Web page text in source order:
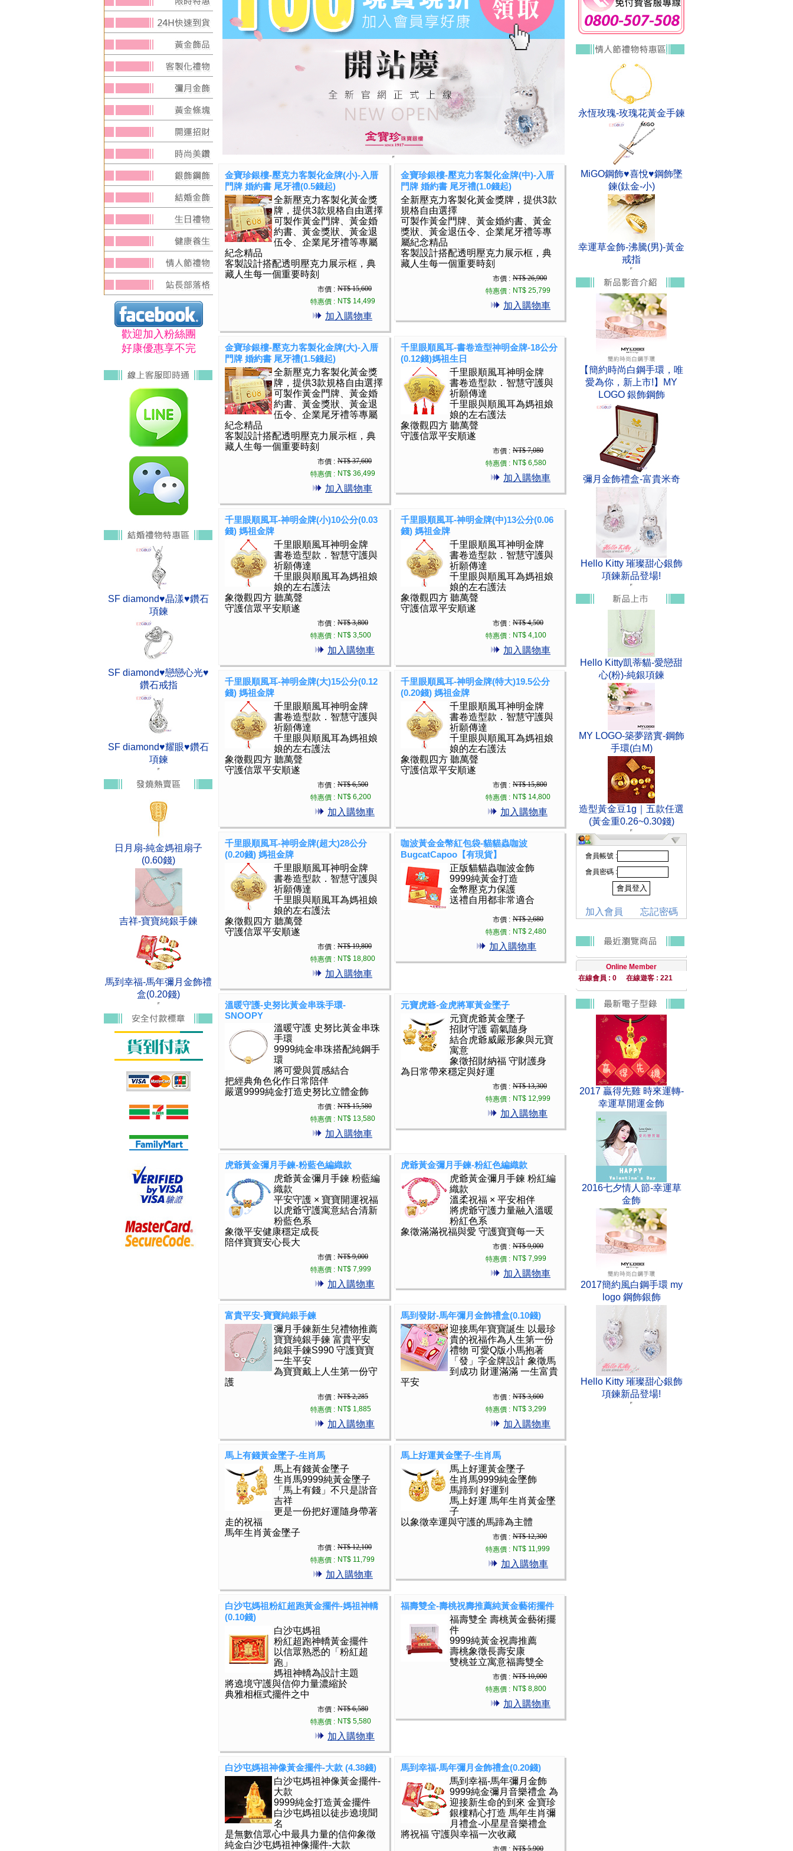
歡迎加入粉絲團
好康優惠享不完
SF diamond♥晶漾♥鑽石
項鍊
SF diamond♥戀戀心光♥
鑽石戒指
SF diamond♥耀眼♥鑽石
項鍊
日月扇-純金媽祖扇子
(0.60錢)
吉祥-寶寶純銀手鍊
馬到幸福-馬年彌月金飾禮
盒(0.20錢)
金寶珍銀樓-壓克力客製化金牌(小)-入厝
門牌 婚約書 尾牙禮(0.5錢起)
全新壓克力客製化黃金獎
牌，提供3款規格自由選擇
可製作黃金門牌、黃金婚
約書、黃金獎狀、黃金退
伍令、企業尾牙禮等專屬
紀念精品
客製設計搭配透明壓克力展示框，典
藏人生每一個重要時刻
市價 : NT$ 15,600
特惠價 : NT$ 14,499
加入購物車
金寶珍銀樓-壓克力客製化金牌(中)-入厝
門牌 婚約書 尾牙禮(1.0錢起)
全新壓克力客製化黃金獎牌，提供3款
規格自由選擇
可製作黃金門牌、黃金婚約書、黃金
獎狀、黃金退伍令、企業尾牙禮等專
屬紀念精品
客製設計搭配透明壓克力展示框，典
藏人生每一個重要時刻
市價 : NT$ 26,900
特惠價 : NT$ 25,799
加入購物車
金寶珍銀樓-壓克力客製化金牌(大)-入厝
門牌 婚約書 尾牙禮(1.5錢起)
全新壓克力客製化黃金獎
牌，提供3款規格自由選擇
可製作黃金門牌、黃金婚
約書、黃金獎狀、黃金退
伍令、企業尾牙禮等專屬
紀念精品
客製設計搭配透明壓克力展示框，典
藏人生每一個重要時刻
市價 : NT$ 37,600
特惠價 : NT$ 36,499
加入購物車
千里眼順風耳-書卷造型神明金牌-18公分
(0.12錢)媽祖生日
千里眼順風耳神明金牌
書卷造型款．智慧守護與
祈願傳達
千里眼與順風耳為媽祖娘
娘的左右護法
象徵觀四方 聽萬聲
守護信眾平安順遂
市價 : NT$ 7,080
特惠價 : NT$ 6,580
加入購物車
千里眼順風耳-神明金牌(小)10公分(0.03
錢) 媽祖金牌
千里眼順風耳神明金牌
書卷造型款．智慧守護與
祈願傳達
千里眼與順風耳為媽祖娘
娘的左右護法
象徵觀四方 聽萬聲
守護信眾平安順遂
市價 : NT$ 3,800
特惠價 : NT$ 3,500
加入購物車
千里眼順風耳-神明金牌(中)13公分(0.06
錢) 媽祖金牌
千里眼順風耳神明金牌
書卷造型款．智慧守護與
祈願傳達
千里眼與順風耳為媽祖娘
娘的左右護法
象徵觀四方 聽萬聲
守護信眾平安順遂
市價 : NT$ 4,500
特惠價 : NT$ 4,100
加入購物車
千里眼順風耳-神明金牌(大)15公分(0.12
錢) 媽祖金牌
千里眼順風耳神明金牌
書卷造型款．智慧守護與
祈願傳達
千里眼與順風耳為媽祖娘
娘的左右護法
象徵觀四方 聽萬聲
守護信眾平安順遂
市價 : NT$ 6,500
特惠價 : NT$ 6,200
加入購物車
千里眼順風耳-神明金牌(特大)19.5公分
(0.20錢) 媽祖金牌
千里眼順風耳神明金牌
書卷造型款．智慧守護與
祈願傳達
千里眼與順風耳為媽祖娘
娘的左右護法
象徵觀四方 聽萬聲
守護信眾平安順遂
市價 : NT$ 15,800
特惠價 : NT$ 14,800
加入購物車
千里眼順風耳-神明金牌(超大)28公分
(0.20錢) 媽祖金牌
千里眼順風耳神明金牌
書卷造型款．智慧守護與
祈願傳達
千里眼與順風耳為媽祖娘
娘的左右護法
象徵觀四方 聽萬聲
守護信眾平安順遂
市價 : NT$ 19,800
特惠價 : NT$ 18,800
加入購物車
咖波黃金金幣紅包袋-貓貓蟲咖波
BugcatCapoo【有現貨】
正版貓貓蟲咖波金飾
9999純黃金打造
金幣壓克力保護
送禮自用都非常適合
市價 : NT$ 2,680
特惠價 : NT$ 2,480
加入購物車
溫暖守護-史努比黃金串珠手環-
SNOOPY
溫暖守護 史努比黃金串珠
手環
9999純金串珠搭配純鋼手
環
將可愛與質感結合
把經典角色化作日常陪伴
嚴選9999純金打造史努比立體金飾
市價 : NT$ 15,580
特惠價 : NT$ 13,580
加入購物車
元寶虎爺-金虎將軍黃金墜子
元寶虎爺黃金墜子
招財守護 霸氣隨身
結合虎爺威嚴形象與元寶
寓意
象徵招財納福 守財護身
為日常帶來穩定與好運
市價 : NT$ 13,300
特惠價 : NT$ 12,999
加入購物車
虎爺黃金彌月手鍊-粉藍色編織款
虎爺黃金彌月手鍊 粉藍編
織款
平安守護 × 寶寶開運祝福
以虎爺守護寓意結合清新
粉藍色系
象徵平安健康穩定成長
陪伴寶寶安心長大
市價 : NT$ 9,000
特惠價 : NT$ 7,999
加入購物車
虎爺黃金彌月手鍊-粉紅色編織款
虎爺黃金彌月手鍊 粉紅編
織款
溫柔祝福 × 平安相伴
將虎爺守護力量融入溫暖
粉紅色系
象徵滿滿祝福與愛 守護寶寶每一天
市價 : NT$ 9,000
特惠價 : NT$ 7,999
加入購物車
富貴平安-寶寶純銀手鍊
彌月手鍊新生兒禮物推薦
寶寶純銀手鍊 富貴平安
純銀手鍊S990 守護寶寶
一生平安
為寶寶戴上人生第一份守
護
市價 : NT$ 2,285
特惠價 : NT$ 1,885
加入購物車
馬到發財-馬年彌月金飾禮盒(0.10錢)
迎接馬年寶寶誕生 以最珍
貴的祝福作為人生第一份
禮物 可愛Q版小馬抱著
「發」字金牌設計 象徵馬
到成功 財運滿滿 一生富貴
平安
市價 : NT$ 3,600
特惠價 : NT$ 3,299
加入購物車
馬上有錢黃金墜子-生肖馬
馬上有錢黃金墜子
生肖馬9999純黃金墜子
「馬上有錢」不只是諧音
吉祥
更是一份把好運隨身帶著
走的祝福
馬年生肖黃金墜子
市價 : NT$ 12,100
特惠價 : NT$ 11,799
加入購物車
馬上好運黃金墜子-生肖馬
馬上好運黃金墜子
生肖馬9999純金墜飾
馬蹄到 好運到
馬上好運 馬年生肖黃金墜
子
以象徵幸運與守護的馬蹄為主體
市價 : NT$ 12,300
特惠價 : NT$ 11,999
加入購物車
白沙屯媽祖粉紅超跑黃金擺件-媽祖神轎
(0.10錢)
白沙屯媽祖
粉紅超跑神轎黃金擺件
以信眾熟悉的「粉紅超
跑」
媽祖神轎為設計主題
將遶境守護與信仰力量濃縮於
典雅相框式擺件之中
市價 : NT$ 6,580
特惠價 : NT$ 5,580
加入購物車
福壽雙全-壽桃祝壽推薦純黃金藝術擺件
福壽雙全 壽桃黃金藝術擺
件
9999純黃金祝壽推薦
壽桃象徵長壽安康
雙桃並立寓意福壽雙全
市價 : NT$ 10,000
特惠價 : NT$ 8,800
加入購物車
白沙屯媽祖神像黃金擺件-大款 (4.38錢)
白沙屯媽祖神像黃金擺件-
大款
9999純金打造黃金擺件
白沙屯媽祖以徒步遶境聞
名
是無數信眾心中最具力量的信仰象徵
純金白沙屯媽祖神像擺件-大款
馬到幸福-馬年彌月金飾禮盒(0.20錢)
馬到幸福-馬年彌月金飾
9999純金彌月音樂禮盒 為
迎接新生命的到來 金寶珍
銀樓精心打造 馬年生肖彌
月禮盒-小星星音樂禮盒
將祝福 守護與幸福一次收藏
市價 : NT$ 5,900
永恆玫瑰-玫瑰花黃金手鍊
MiGO鋼飾♥喜悅♥鋼飾墜
鍊(鈦金-小)
幸運草金飾-沸騰(男)-黃金
戒指
【簡約時尚白鋼手環，唯
愛為你，新上市!】MY
LOGO 銀飾鋼飾
彌月金飾禮盒-富貴米奇
Hello Kitty 璀璨甜心銀飾
項鍊新品登場!
Hello Kitty凱蒂貓-愛戀甜
心(粉)-純銀項鍊
MY LOGO-築夢踏實-鋼飾
手環(白M)
造型黃金豆1g｜五款任選
(黃金重0.26~0.30錢)
會員帳號 :
會員密碼 :
加入會員 忘記密碼
Online Member
在線會員 : 0
在線遊客 : 221
2017 贏得先雞 時來運轉-
幸運草開運金飾
2016七夕情人節-幸運草
金飾
2017簡約風白鋼手環 my
logo 鋼飾銀飾
Hello Kitty 璀璨甜心銀飾
項鍊新品登場!